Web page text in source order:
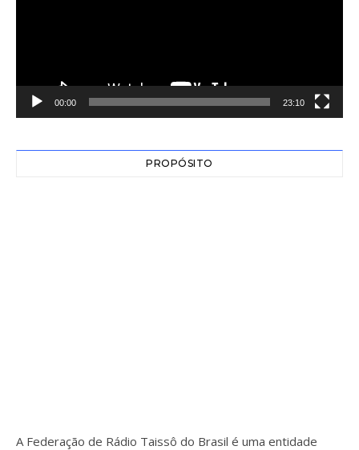
00:00 23:10
PROPÓSITO
A Federação de Rádio Taissô do Brasil é uma entidade